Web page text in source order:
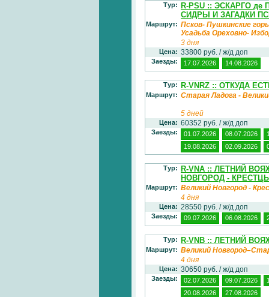
Тур: R-PSU :: ЭСКАРГО
СИДРЫ И ЗАГАДКИ
Маршрут: Псков- Пушкинские
Усадьба Ореховно-
3 дня
Цена: 33800 руб. / ж/д доп
Заезды: 17.07.2026 14.08.2026
Тур: R-VNRZ :: ОТКУДА
Маршрут: Старая Ладога -
5 дней
Цена: 60352 руб. / ж/д доп
Заезды: 01.07.2026 08.07.2026
19.08.2026
02.09.2026
Тур: R-VNA :: ЛЕТНИЙ
НОВГОРОД -
Маршрут: Великий Новгород -
4 дня
Цена: 28550 руб. / ж/д доп
Заезды: 09.07.2026 06.08.2026
Тур: R-VNB :: ЛЕТНИЙ
Маршрут: Великий
4 дня
Цена: 30650 руб. / ж/д доп
Заезды: 02.07.2026 09.07.2026
20.08.2026
27.08.2026